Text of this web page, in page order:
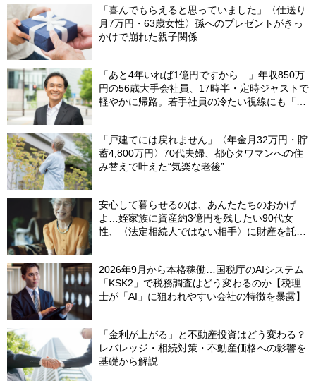
「喜んでもらえると思っていました」〈仕送り
月7万円・63歳女性〉孫へのプレゼントがきっ
かけで崩れた親子関係
「あと4年いれば1億円ですから…」年収850万
円の56歳大手会社員、17時半・定時ジャストで
軽やかに帰路。若手社員の冷たい視線にも「だ
「戸建てには戻れません」〈年金月32万円・貯
蓄4,800万円〉70代夫婦、都心タワマンへの住
み替えで叶えた“気楽な老後”
安心して暮らせるのは、あんたたちのおかげ
よ…姪家族に資産約3億円を残したい90代女
性、〈法定相続人ではない相手〉に財産を託せ
2026年9月から本格稼働…国税庁のAIシステム
「KSK2」で税務調査はどう変わるのか【税理
士が「AI」に狙われやすい会社の特徴を暴露】
「金利が上がる」と不動産投資はどう変わる？
レバレッジ・相続対策・不動産価格への影響を
基礎から解説